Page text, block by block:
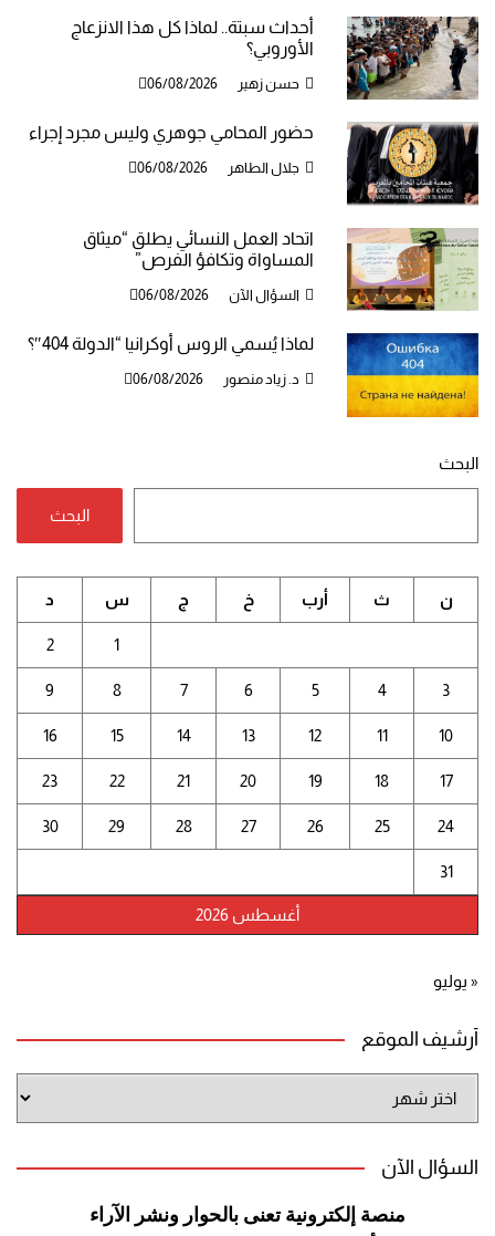
أحداث سبتة.. لماذا كل هذا الانزعاج
الأوروبي؟
حسن زهير 06/08/2026
حضور المحامي جوهري وليس مجرد إجراء
جلال الطاهر 06/08/2026
اتحاد العمل النسائي يطلق “ميثاق
المساواة وتكافؤ الفرص”
السؤال الآن 06/08/2026
لماذا يُسمي الروس أوكرانيا “الدولة 404″؟
د. زياد منصور 06/08/2026
البحث
البحث
أغسطس 2026
ن ث أرب خ ج س د
1
2
3
4
5
6
7
8
9
10
11
12
13
14
15
16
17
18
19
20
21
22
23
24
25
26
27
28
29
30
31
« يوليو
أرشيف الموقع
الموقع
السؤال الآن
منصة إلكترونية تعنى بالحوار ونشر الآراء